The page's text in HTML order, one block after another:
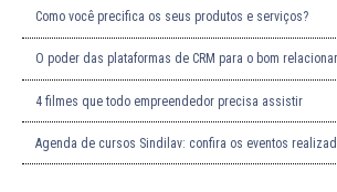
Como você precifica os seus produtos e serviços?
O poder das plataformas de CRM para o bom
4 filmes que todo empreendedor precisa assistir
Agenda de cursos Sindilav: confira os eventos